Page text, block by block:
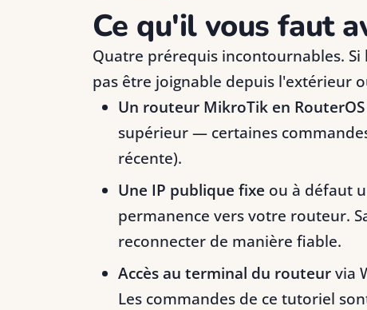
Ce qu'il vous faut
Quatre prérequis incontournables.
pas être joignable depuis l'extérieur
Un routeur MikroTik en
supérieur — certaines
récente).
Une IP publique fixe ou à défaut
permanence vers votre routeur.
reconnecter de manière fiable.
Accès au terminal du routeurvia
Les commandes de ce tutoriel